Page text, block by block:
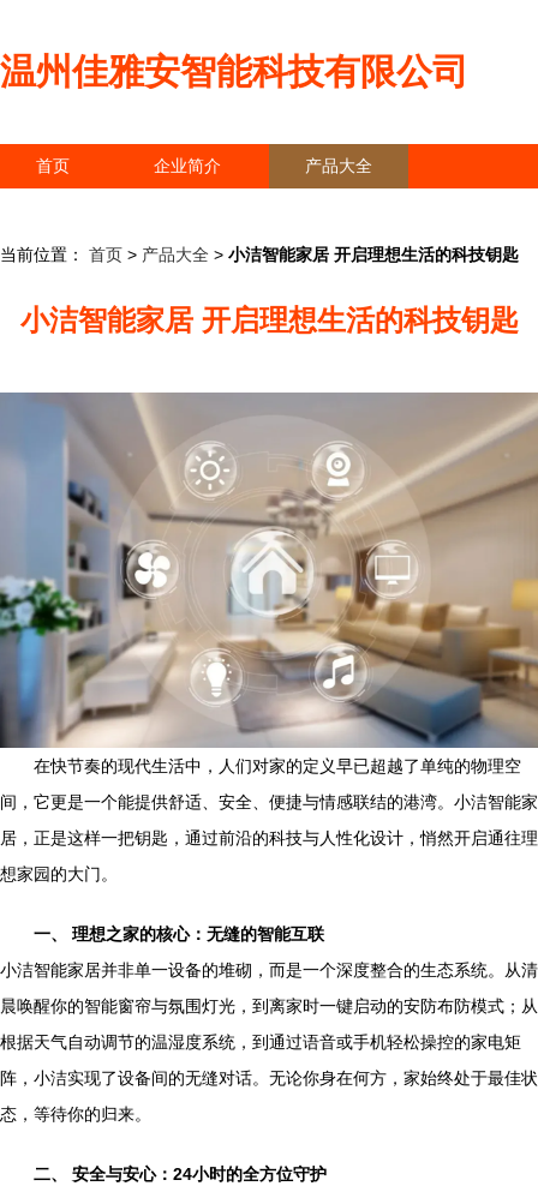
温州佳雅安智能科技有限公司
首页 企业简介 产品大全
当前位置： 首页 > 产品大全 > 小洁智能家居 开启理想生活的科技钥匙
小洁智能家居 开启理想生活的科技钥匙
在快节奏的现代生活中，人们对家的定义早已超越了单纯的物理空
间，它更是一个能提供舒适、安全、便捷与情感联结的港湾。小洁智能家
居，正是这样一把钥匙，通过前沿的科技与人性化设计，悄然开启通往理
想家园的大门。
一、 理想之家的核心：无缝的智能互联
小洁智能家居并非单一设备的堆砌，而是一个深度整合的生态系统。从清
晨唤醒你的智能窗帘与氛围灯光，到离家时一键启动的安防布防模式；从
根据天气自动调节的温湿度系统，到通过语音或手机轻松操控的家电矩
阵，小洁实现了设备间的无缝对话。无论你身在何方，家始终处于最佳状
态，等待你的归来。
二、 安全与安心：24小时的全方位守护